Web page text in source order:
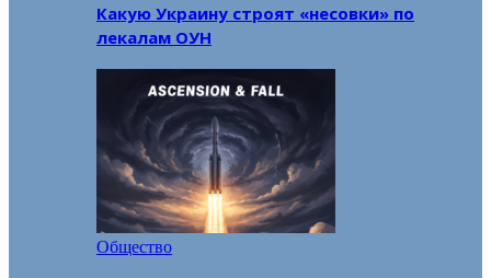
Какую Украину строят «несовки» по
лекалам ОУН
Общество